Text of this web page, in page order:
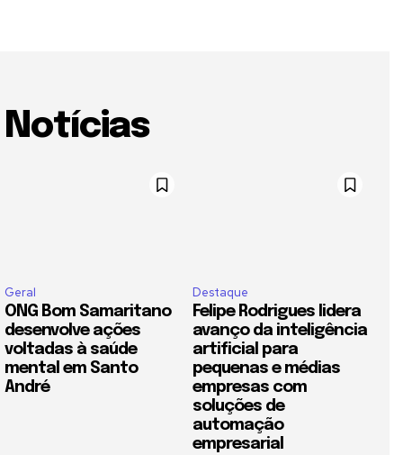
Notícias
Geral
ONG Bom Samaritano
desenvolve ações
voltadas à saúde
mental em Santo
André
Destaque
Felipe Rodrigues lidera
avanço da inteligência
artificial para
pequenas e médias
empresas com
soluções de
automação
empresarial